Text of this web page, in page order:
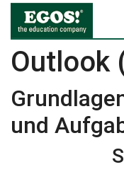
Outlook
und